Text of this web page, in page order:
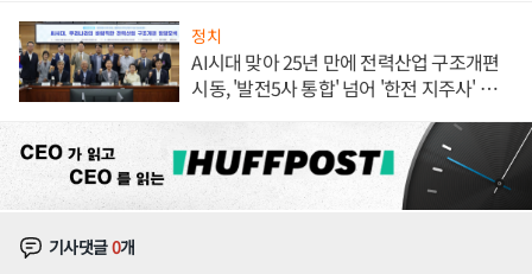
정치
AI시대 맞아 25년 만에 전력산업 구조개편
시동, '발전5사 통합' 넘어 '한전 지주사' 재편
기사댓글0개